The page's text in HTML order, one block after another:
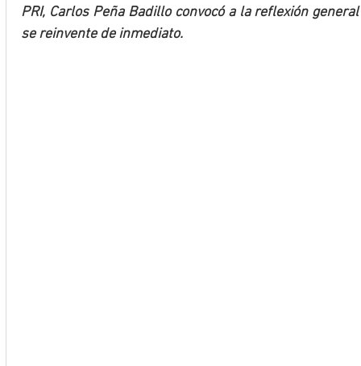
PRI, Carlos Peña Badillo convocó a la reflexión
se reinvente de inmediato.